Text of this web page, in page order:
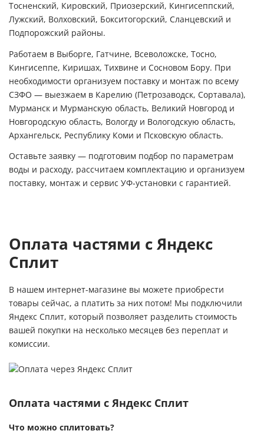
Тосненский, Кировский, Приозерский, Кингисеппский,
Лужский, Волховский, Бокситогорский, Сланцевский и
Подпорожский районы.
Работаем в Выборге, Гатчине, Всеволожске, Тосно,
Кингисеппе, Киришах, Тихвине и Сосновом Бору. При
необходимости организуем поставку и монтаж по всему
СЗФО — выезжаем в Карелию (Петрозаводск, Сортавала),
Мурманск и Мурманскую область, Великий Новгород и
Новгородскую область, Вологду и Вологодскую область,
Архангельск, Республику Коми и Псковскую область.
Оставьте заявку — подготовим подбор по параметрам
воды и расходу, рассчитаем комплектацию и организуем
поставку, монтаж и сервис УФ‑установки с гарантией.
Оплата частями с Яндекс
Сплит
В нашем интернет-магазине вы можете приобрести
товары сейчас, а платить за них потом! Мы подключили
Яндекс Сплит, который позволяет разделить стоимость
вашей покупки на несколько месяцев без переплат и
комиссии.
Оплата частями с Яндекс Сплит
Что можно сплитовать?